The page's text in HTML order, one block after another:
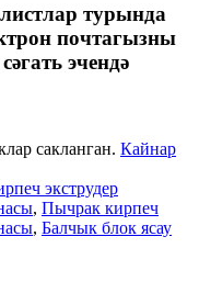
турында
почтагызны
эчендә
сакланган. Кайнар
экструдер
, Пычрак кирпеч
, Балчык блок ясау